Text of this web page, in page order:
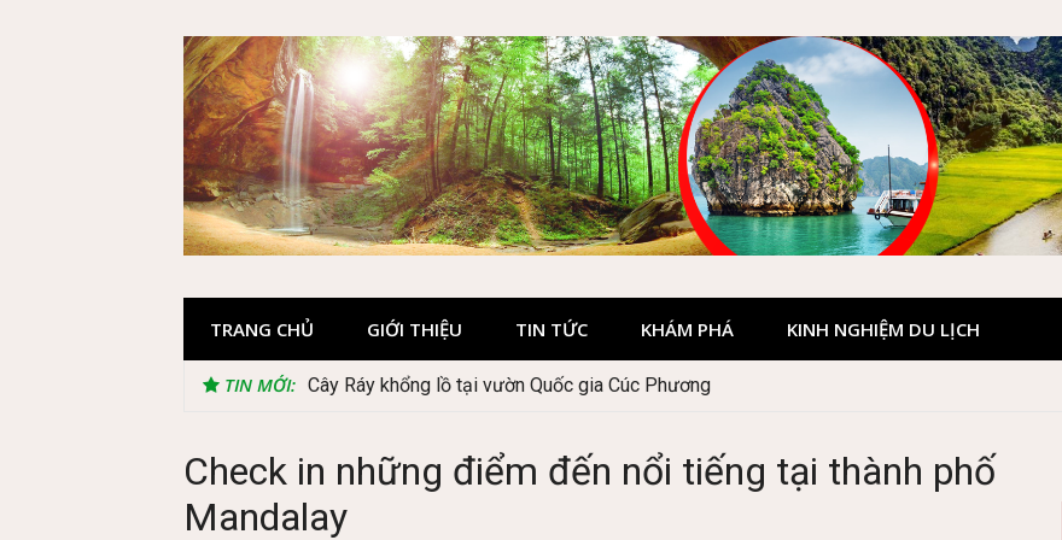
TRANG CHỦ GIỚI THIỆU TIN TỨC KHÁM PHÁ KINH NGHIỆM DU LỊCH
TIN MỚI: Cây Ráy khổng lồ tại vườn Quốc gia Cúc Phương
Check in những điểm đến nổi tiếng tại thành phố
Mandalay